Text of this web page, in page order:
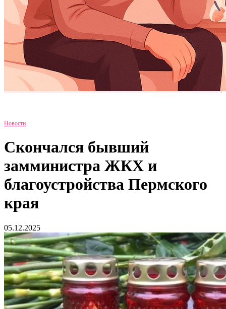
Новости
Скончался бывший
замминистра ЖКХ и
благоустройства Пермского
края
05.12.2025